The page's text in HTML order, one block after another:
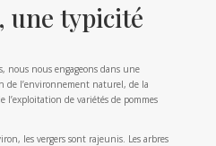
typicité
nous nous engageons dans une
de l’environnement naturel, de la
l’exploitation de variétés de pommes
les vergers sont rajeunis. Les arbres